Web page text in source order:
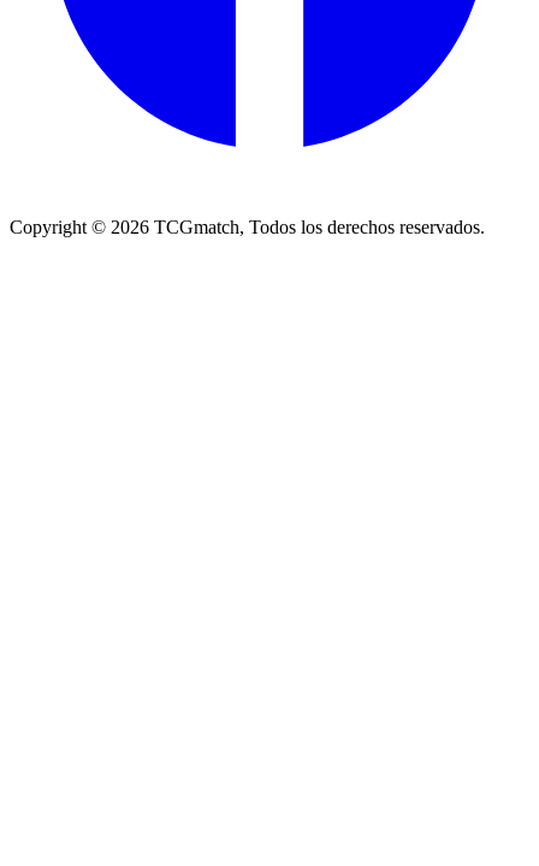
Copyright © 2026 TCGmatch, Todos los derechos reservados.